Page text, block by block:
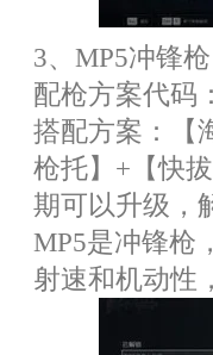
3、MP5冲锋枪
配枪方案代码
搭配方案：【
枪托】+【快
期可以升级，
MP5是冲锋枪
射速和机动性